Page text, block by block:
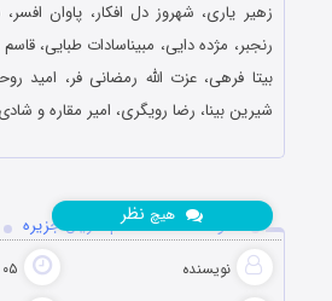
زهیر یاری، شهروز دل افکار، پاوان
رنجبر، مژده دایی، مبیناسادات طبایی، قاسم
بیتا فرهی، عزت الله رمضانی فر، امید
شیرین بینا، رضا رویگری، امیر مقاره و
دانلود قسمت 6 ششم سریال جزیره
نویسنده ۰۵ آذر ۱۴۰۰
هیچ نظر